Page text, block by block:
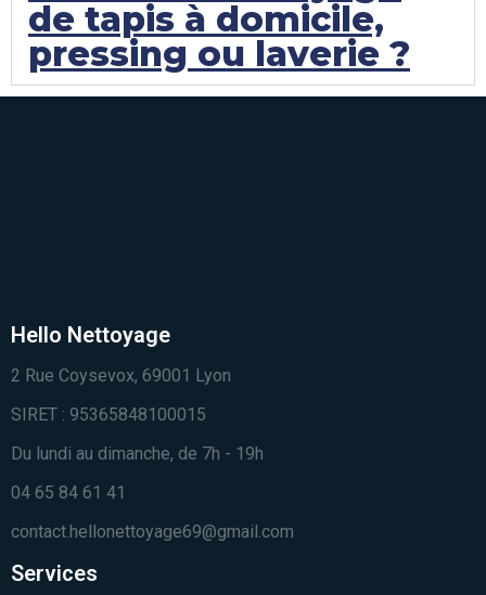
de tapis à domicile,
pressing ou laverie ?
Hello Nettoyage
2 Rue Coysevox, 69001 Lyon
SIRET : 95365848100015
Du lundi au dimanche, de 7h - 19h
04 65 84 61 41
contact.hellonettoyage69@gmail.com
Services